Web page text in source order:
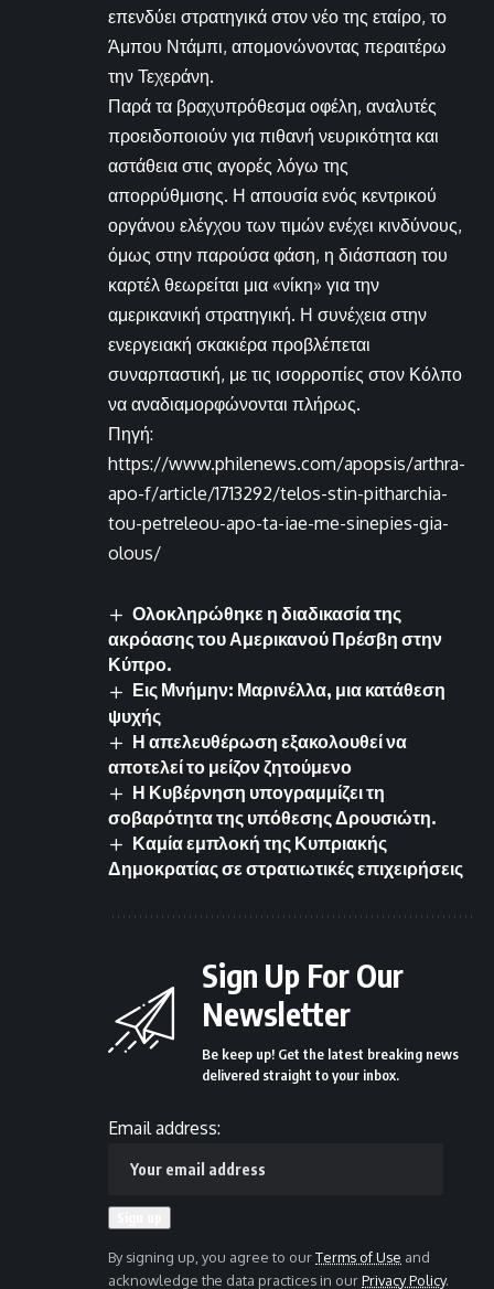
επενδύει στρατηγικά στον νέο της εταίρο, το
Άμπου Ντάμπι, απομονώνοντας περαιτέρω
την Τεχεράνη.
Παρά τα βραχυπρόθεσμα οφέλη, αναλυτές
προειδοποιούν για πιθανή νευρικότητα και
αστάθεια στις αγορές λόγω της
απορρύθμισης. Η απουσία ενός κεντρικού
οργάνου ελέγχου των τιμών ενέχει κινδύνους,
όμως στην παρούσα φάση, η διάσπαση του
καρτέλ θεωρείται μια «νίκη» για την
αμερικανική στρατηγική. Η συνέχεια στην
ενεργειακή σκακιέρα προβλέπεται
συναρπαστική, με τις ισορροπίες στον Κόλπο
να αναδιαμορφώνονται πλήρως.
Πηγή:
https://www.philenews.com/apopsis/arthra-
apo-f/article/1713292/telos-stin-pitharchia-
tou-petreleou-apo-ta-iae-me-sinepies-gia-
olous/
Ολοκληρώθηκε η διαδικασία της
ακρόασης του Αμερικανού Πρέσβη στην
Κύπρο.
Εις Μνήμην: Μαρινέλλα, μια κατάθεση
ψυχής
Η απελευθέρωση εξακολουθεί να
αποτελεί το μείζον ζητούμενο
Η Κυβέρνηση υπογραμμίζει τη
σοβαρότητα της υπόθεσης Δρουσιώτη.
Καμία εμπλοκή της Κυπριακής
Δημοκρατίας σε στρατιωτικές επιχειρήσεις
Sign Up For Our
Newsletter
Be keep up! Get the latest breaking news
delivered straight to your inbox.
Email address:
By signing up, you agree to ourTerms of Use and
acknowledge the data practices in ourPrivacy Policy.